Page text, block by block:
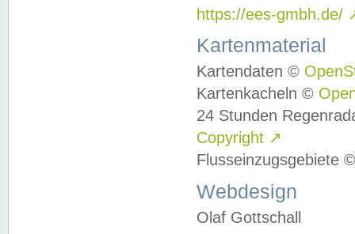
https://ees-gmbh.de/
Kartenmaterial
Kartendaten ©
Kartenkacheln ©
24 Stunden
Copyright ↗
Flusseinzugsgebiete
Webdesign
Olaf Gottschall